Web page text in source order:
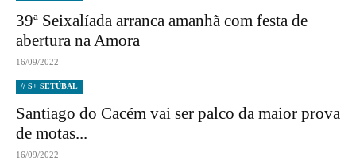
39ª Seixalíada arranca amanhã com festa de
abertura na Amora
16/09/2022
// S+ SETÚBAL
Santiago do Cacém vai ser palco da maior prova
de motas...
16/09/2022